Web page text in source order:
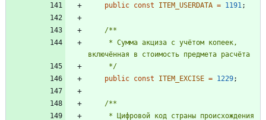
public const ITEM_USERDATA = 1191;
     */
public const ITEM_EXCISE = 1229;